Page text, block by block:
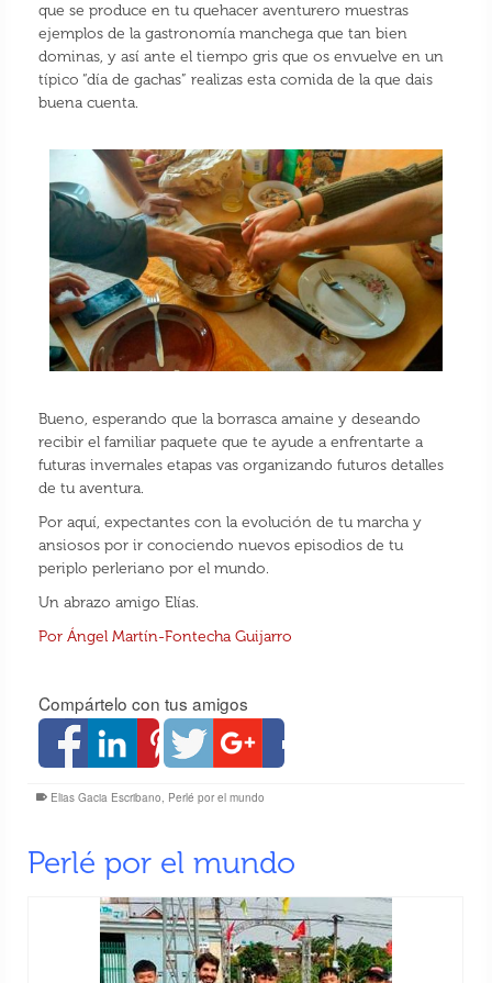
que se produce en tu quehacer aventurero muestras
ejemplos de la gastronomía manchega que tan bien
dominas, y así ante el tiempo gris que os envuelve en un
típico “día de gachas” realizas esta comida de la que dais
buena cuenta.
Bueno, esperando que la borrasca amaine y deseando
recibir el familiar paquete que te ayude a enfrentarte a
futuras invernales etapas vas organizando futuros detalles
de tu aventura.
Por aquí, expectantes con la evolución de tu marcha y
ansiosos por ir conociendo nuevos episodios de tu
periplo perleriano por el mundo.
Un abrazo amigo Elías.
Por Ángel Martín-Fontecha Guijarro
Compártelo con tus amigos
Elias Gacia Escribano, Perlé por el mundo
Perlé por el mundo